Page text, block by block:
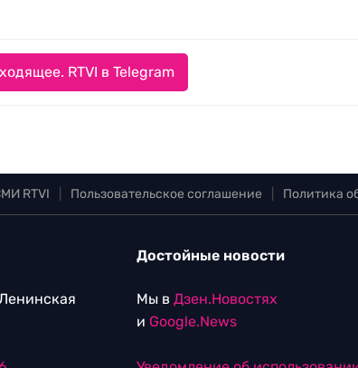
RTVI в Telegram
RTVI Пользовательское соглашение Политика
Достойные новости
Мы в Дзен.Новостях
и Google.News